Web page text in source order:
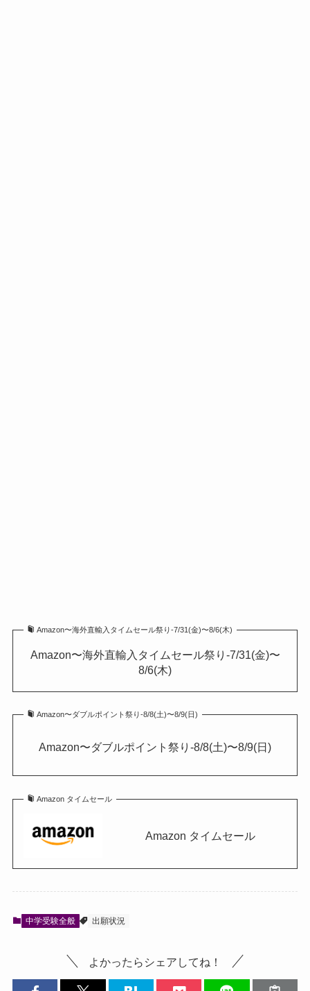
Amazon〜海外直輸入タイムセール祭り-7/31(金)〜8/6(木)
Amazon〜海外直輸入タイムセール祭り-7/31(金)〜
8/6(木)
Amazon〜ダブルポイント祭り-8/8(土)〜8/9(日)
Amazon〜ダブルポイント祭り-8/8(土)〜8/9(日)
Amazon タイムセール
Amazon タイムセール
中学受験全般 出願状況
よかったらシェアしてね！